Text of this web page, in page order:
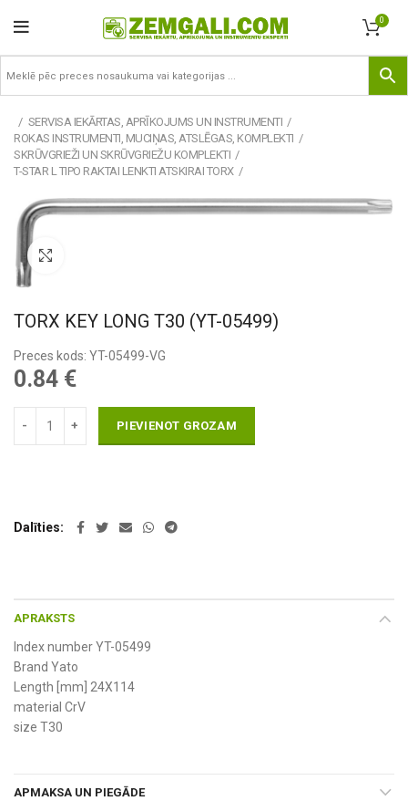
0
SERVISA IEKĀRTAS, APRĪKOJUMS UN INSTRUMENTI
ROKAS INSTRUMENTI, MUCIŅAS, ATSLĒGAS, KOMPLEKTI
SKRŪVGRIEŽI UN SKRŪVGRIEŽU KOMPLEKTI
T-STAR L TIPO RAKTAI LENKTI ATSKIRAI TORX
TORX KEY LONG T30 (YT-05499)
Preces kods: YT-05499-VG
0.84 €
PIEVIENOT GROZAM
Dalīties
APRAKSTS
Index number YT-05499
Brand Yato
Length [mm] 24X114
material CrV
size T30
APMAKSA UN PIEGĀDE